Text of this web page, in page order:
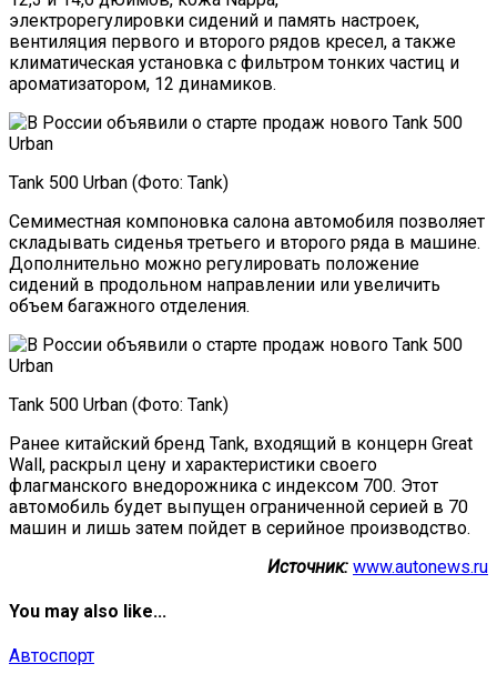
электрорегулировки сидений и память настроек,
вентиляция первого и второго рядов кресел, а также
климатическая установка с фильтром тонких частиц и
ароматизатором, 12 динамиков.
Tank 500 Urban (Фото: Tank)
Семиместная компоновка салона автомобиля позволяет
складывать сиденья третьего и второго ряда в машине.
Дополнительно можно регулировать положение
сидений в продольном направлении или увеличить
объем багажного отделения.
Tank 500 Urban (Фото: Tank)
Ранее китайский бренд Tank, входящий в концерн Great
Wall, раскрыл цену и характеристики своего
флагманского внедорожника с индексом 700. Этот
автомобиль будет выпущен ограниченной серией в 70
машин и лишь затем пойдет в серийное производство.
Источник: www.autonews.ru
You may also like...
Автоспорт